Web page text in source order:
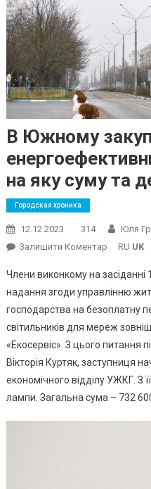
В Южному
на яку суму та
Городская хроника
12.12.2023 314
Юля
Залишити КоментарOn
Южному
Закупили
Більше
Сотні
На
Яку
Та
RU UK
Члени виконкому на засіданні
надання згоди управлінню
господарства на безоплатну
світильників для мереж
«Екосервіс». З цього питання
Вікторія Куртяк, заступниця
економічного відділу УЖКГ. З
лампи. Загальна сума – 732